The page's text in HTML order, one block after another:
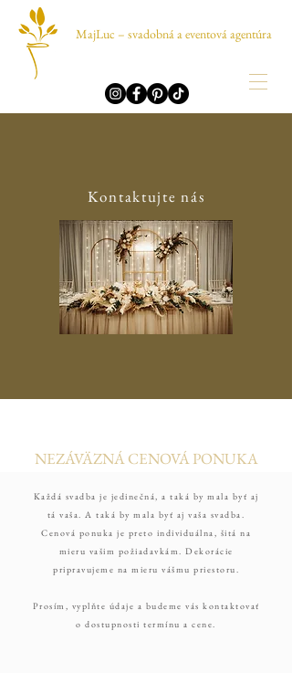
MajLuc – svadobná a eventová agentúra
Kontaktujte nás
Každá svadba je jedinečná, a taká by mala byť aj
tá vaša. A taká by mala byť aj vaša svadba.
Cenová ponuka je preto individuálna, šitá na
mieru vašim požiadavkám. Dekorácie
pripravujeme na mieru vášmu priestoru.
Prosím, vyplňte údaje a budeme vás kontaktovať
o dostupnosti termínu a cene.
NEZÁVÄZNÁ CENOVÁ PONUKA